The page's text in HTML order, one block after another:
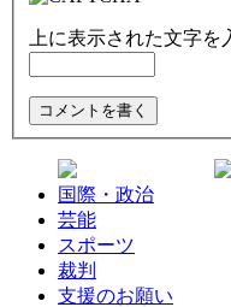
上に表示された文字を
国際・政治
芸能
スポーツ
裁判
支援のお願い